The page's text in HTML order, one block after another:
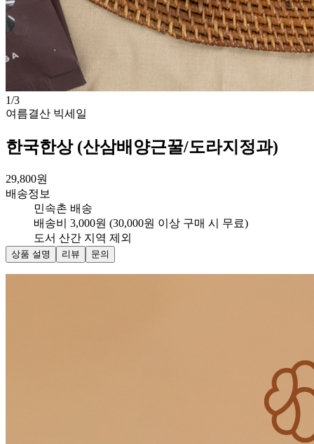
1/3
여름결산 빅세일
한국한상 (산삼배양근꿀/도라지정과)
29,800원
배송정보
민속촌 배송
배송비 3,000원 (30,000원 이상 구매 시 무료)
도서 산간 지역 제외
상품 설명 리뷰 문의